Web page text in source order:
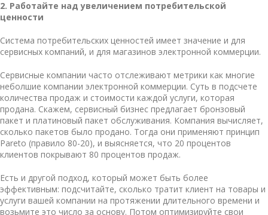
2. Работайте над увеличением потребительской
ценности
Система потребительских ценностей имеет значение и для
сервисных компаний, и для магазинов электронной коммерции.
Сервисные компании часто отслеживают метрики как многие
неболшие компании электронной коммерции. Суть в подсчете
количества продаж и стоимости каждой услуги, которая
продана. Скажем, сервисный бизнес предлагает бронзовый
пакет и платиновый пакет обслуживания. Компания вычисляет,
сколько пакетов было продано. Тогда они применяют принцип
Pareto (правило 80-20), и выясняется, что 20 процентов
клиентов покрывают 80 процентов продаж.
Есть и другой подход, который может быть более
эффективным: подсчитайте, сколько тратит клиент на товары и
услуги вашей компании на протяжении длительного времени и
возьмите это число за основу. Потом оптимизируйте свои